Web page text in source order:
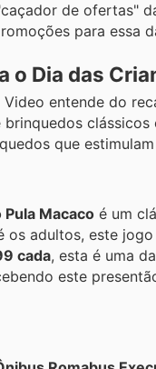
de ofertas"
para essa
o Dia das
entende do
que
Pula Macaco é um
adultos, este
cada, esta é uma
este